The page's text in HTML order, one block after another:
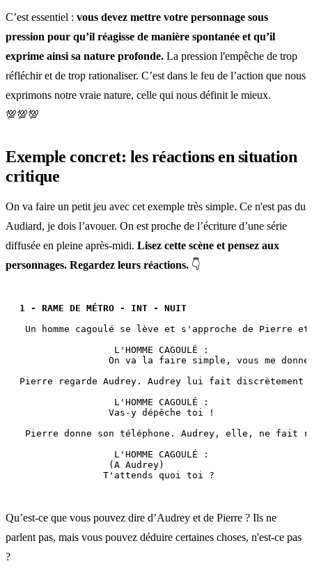
C’est essentiel : vous devez mettre votre personnage sous
pression pour qu’il réagisse de manière spontanée et qu’il
exprime ainsi sa nature profonde. La pression l'empêche de trop
réfléchir et de trop rationaliser. C’est dans le feu de l’action que nous
exprimons notre vraie nature, celle qui nous définit le mieux.
💯💯💯
Exemple concret: les réactions en situation
critique
On va faire un petit jeu avec cet exemple très simple. Ce n'est pas du
Audiard, je dois l’avouer. On est proche de l’écriture d’une série
diffusée en pleine après-midi. Lisez cette scène et pensez aux
personnages. Regardez leurs réactions. 👇
1 - RAME DE MÉTRO - INT - NUIT
Un homme cagoulé se lève et s'approche de Pierre et
                 L'HOMME CAGOULÉ :
On va la faire simple, vous me
Pierre regarde Audrey. Audrey lui fait discrètement
                 L'HOMME CAGOULÉ :
                Vas-y dépêche toi !
Pierre donne son téléphone. Audrey, elle, ne fait
                 L'HOMME CAGOULÉ :
                (A Audrey)
               T'attends quoi toi ?
Qu’est-ce que vous pouvez dire d’Audrey et de Pierre ? Ils ne
parlent pas, mais vous pouvez déduire certaines choses, n'est-ce pas
?